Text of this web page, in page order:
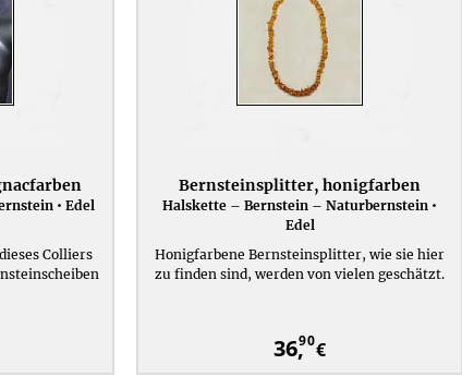
• Edel
Colliers
Bernsteinsplitter, honigfarben
Halskette – Bernstein – Naturbernstein •
Edel
Honigfarbene Bernsteinsplitter, wie sie hier
zu finden sind, werden von vielen geschätzt.
36,90€